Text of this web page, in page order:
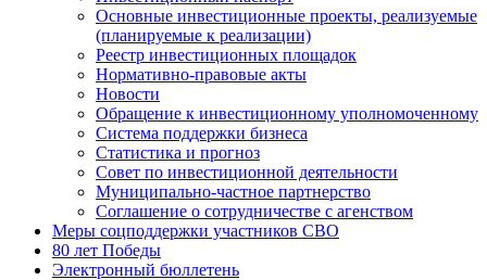
Основные инвестиционные проекты, реализуемые
(планируемые к реализации)
Реестр инвестиционных площадок
Нормативно-правовые акты
Новости
Обращение к инвестиционному уполномоченному
Система поддержки бизнеса
Статистика и прогноз
Совет по инвестиционной деятельности
Муниципально-частное партнерство
Соглашение о сотрудничестве с агенством
Меры соцподдержки участников СВО
80 лет Победы
Электронный бюллетень